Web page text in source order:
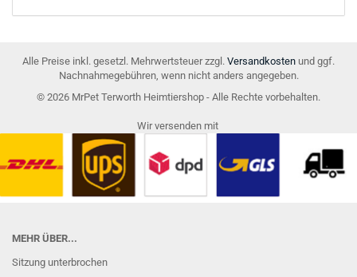
EIN.
Alle Preise inkl. gesetzl. Mehrwertsteuer zzgl. Versandkosten und ggf.
Nachnahmegebühren, wenn nicht anders angegeben.
© 2026 MrPet Terworth Heimtiershop - Alle Rechte vorbehalten.
Wir versenden mit
MEHR ÜBER...
Sitzung unterbrochen